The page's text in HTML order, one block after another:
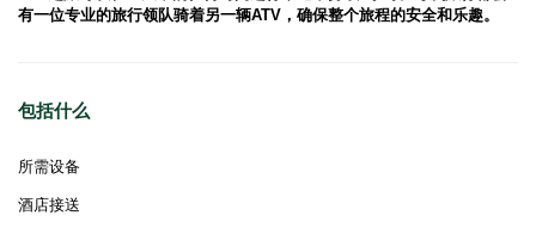
有一位专业的旅行领队骑着另一辆ATV，确保整个旅程的安全和乐趣。
包括什么
所需设备
酒店接送